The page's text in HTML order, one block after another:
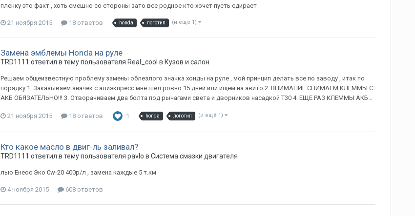
пленку это факт , хоть смешно со стороны зато все родное кто хочет пусть сдирает
21 ноября 2015 18 ответов honda логотип (и ещё 1)
Замена эмблемы Honda на руле
TRD1111 ответил в тему пользователя Real_cool в Кузов и салон
Решаем общеизвестную проблему замены облезлого значка хонды на руле , мой принцип делать все по заводу , итак по
порядку 1. Заказываем значек с алиэкпресс мне шел ровно 15 дней или ищем на авито 2. ВНИМАНИЕ СНИМАЕМ КЛЕММЫ С
АКБ ОБЯЗАТЕЛЬНО!!! 3. Отворачиваем два болта под рычагами света и дворников насадкой Т30 4. ЕЩЕ РАЗ КЛЕММЫ АКБ...
21 ноября 2015 18 ответов 1 honda логотип (и ещё 1)
Кто какое масло в двиг-ль заливал?
TRD1111 ответил в тему пользователя pavlo в Система смазки двигателя
лью Енеос Эко 0w-20 400р/л , замена каждые 5 т.км
4 ноября 2015 608 ответов